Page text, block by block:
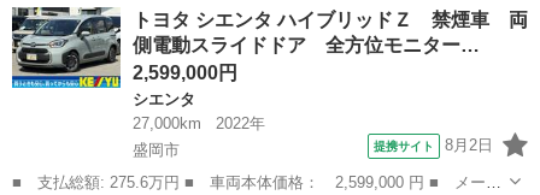
ニター １００Ｖ電
源 （なし）
トヨタ シエンタ ハイブリッドＺ 禁煙車 両
側電動スライドドア 全方位モニター…
2,599,000円
シエンタ
27,000km
2022年
盛岡市
提携サイト 8月2日
■ 支払総額: 275.6万円 ■ 車両本体価格： 2,599,000 円 ■ メーカ